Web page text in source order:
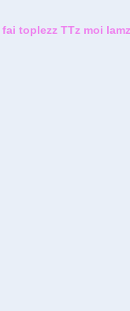
toplezz TTz moi